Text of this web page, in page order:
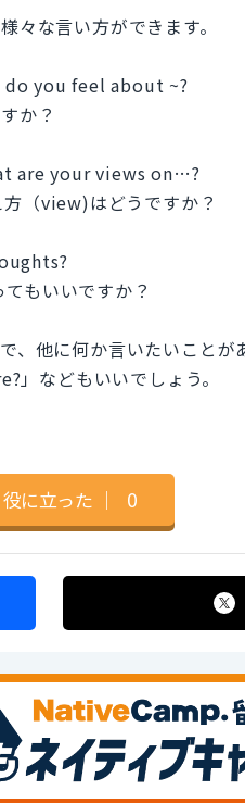
々な言い方ができます。
you feel about ~?
か？
are your views on…?
（view)はどうですか？
もいいですか？
、他に何か言いたいこと
などもいいでしょう。
役に立った ｜ 0